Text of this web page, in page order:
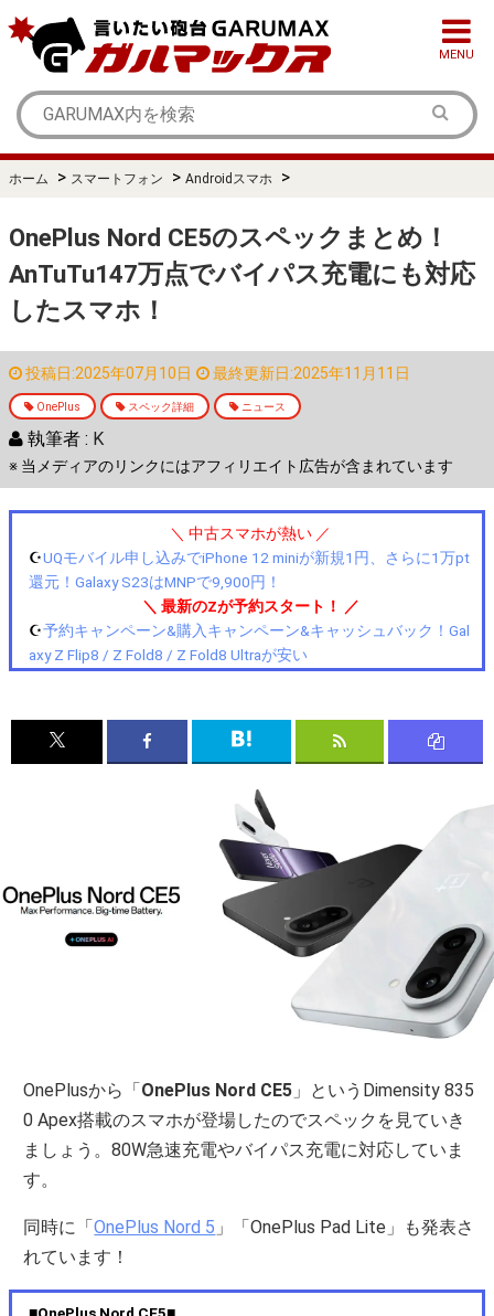
MENU
ホーム > スマートフォン > Androidスマホ >
OnePlus Nord CE5のスペックまとめ！
AnTuTu147万点でバイパス充電にも対応
したスマホ！
投稿日:2025年07月10日 最終更新日:2025年11月11日
OnePlus スペック詳細 ニュース
執筆者 : K
※ 当メディアのリンクにはアフィリエイト広告が含まれています
＼ 中古スマホが熱い ／
☪️UQモバイル申し込みでiPhone 12 miniが新規1円、さらに1万pt
還元！Galaxy S23はMNPで9,900円！
＼ 最新のZが予約スタート！ ／
☪️予約キャンペーン&購入キャンペーン&キャッシュバック！Gal
axy Z Flip8 / Z Fold8 / Z Fold8 Ultraが安い
OnePlusから「 OnePlus Nord CE5 」というDimensity 835
0 Apex搭載のスマホが登場したのでスペックを見ていき
ましょう。80W急速充電やバイパス充電に対応していま
す。
同時に「OnePlus Nord 5 」「OnePlus Pad Lite」も発表さ
れています！
■OnePlus Nord CE5■